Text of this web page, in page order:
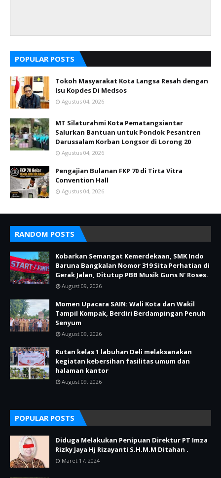
POPULAR POSTS
Tokoh Masyarakat Kota Langsa Resah dengan
Isu Kopdes Di Medsos
Agustus 04, 2026
MT Silaturahmi Kota Pematangsiantar
Salurkan Bantuan untuk Pondok Pesantren
Darussalam Korban Longsor di Lorong 20
Agustus 04, 2026
Pengajian Bulanan FKP 70 di Tirta Vitra
Convention Hall
Agustus 04, 2026
RANDOM POSTS
Kobarkan Semangat Kemerdekaan, SMK Indo
Baruna Bangkalan Nomor 319 Sita Perhatian di
Gerak Jalan, Ditutup PBB Musik Guns N' Roses.
August 09, 2026
Momen Upacara SAIN: Wali Kota dan Wakil
Tampil Kompak, Berdiri Berdampingan Penuh
Senyum
August 09, 2026
Rutan kelas 1 labuhan Deli melaksanakan
kegiatan kebersihan fasilitas umum dan
halaman kantor
August 09, 2026
POPULAR POSTS
Diduga Melakukan Penipuan Direktur PT Imza
Rizky Jaya Hj Rizayanti S.H.M.M Ditahan .
Maret 17, 2024